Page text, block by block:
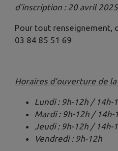
d'inscription : 20 avril
Pour tout renseignement,
03 84 85 51 69
Horaires d’ouverture de
Lundi : 9h-12h / 14h-
Mardi : 9h-12h / 14h-
Jeudi : 9h-12h / 14h-
Vendredi : 9h-12h